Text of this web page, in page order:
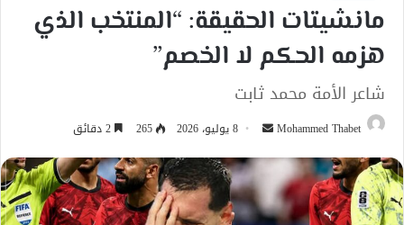
مانشيتات الحقيقة: “المنتخب الذي
هزمه الحكم لا الخصم”
شاعر الأمة محمد ثابت
Mohammed Thabet
أرسل
إلكترونيا
8 يوليو، 2026 265